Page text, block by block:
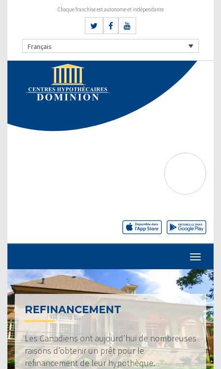
Chaque franchise est autonome et indépendante
Français
REFINANCEMENT
Les Canadiens ont aujourd’hui de nombreuses
raisons d’obtenir un prêt pour le
refinancement de leur hypothèque.